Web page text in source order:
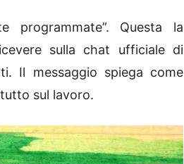
Questa la
sulla chat ufficiale di
Il messaggio spiega come
sul lavoro.